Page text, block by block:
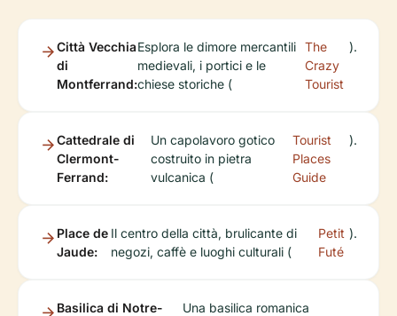
Città Vecchia
di
Montferrand:
Esplora le dimore mercantili
medievali, i portici e le
chiese storiche (
The
Crazy
Tourist
).
Cattedrale di
Clermont-
Ferrand:
Un capolavoro gotico
costruito in pietra
vulcanica (
Tourist
Places
Guide
).
Place de
Jaude:
Il centro della città, brulicante di
negozi, caffè e luoghi culturali (
Petit
Futé
).
Basilica di Notre-
Una basilica romanica